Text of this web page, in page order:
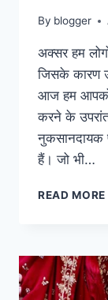
By blogger
अक्सर हम
जिसके कारण
आज हम आपको
करने के
नुकसानदायक
हैं। जो भी…
READ MORE